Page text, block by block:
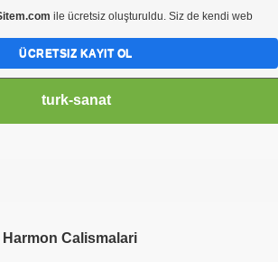
turk-sanat
Harmon Calismalari
ile ücretsiz oluşturuldu. Siz de kendi web
ÜCRETSIZ KAYIT OL